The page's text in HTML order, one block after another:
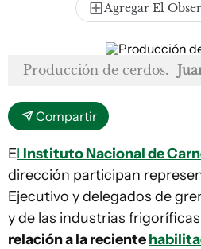
Agregar El
Producción de cerdos.
Compartir
El Instituto Nacional de
dirección participan
Ejecutivo y delegados de
y de las industrias
relación a la reciente